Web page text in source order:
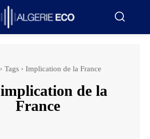
Tags Implication de la France
implication de la
France